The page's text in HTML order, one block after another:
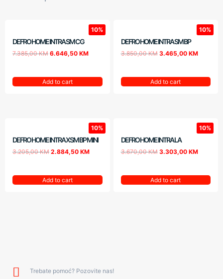
10%
DEFRO HOME INTRA SM C G
7.385,00KM 6.646,50 KM
Add to cart
10%
DEFRO HOME INTRA SM BP
3.850,00KM 3.465,00 KM
Add to cart
10%
DEFRO HOME INTRA XSM BP MINI
3.205,00KM 2.884,50 KM
Add to cart
10%
DEFRO HOME INTRA LA
3.670,00KM 3.303,00 KM
Add to cart
Trebate pomoć? Pozovite nas!